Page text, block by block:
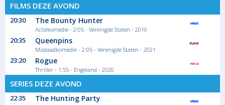
21:20
Rise of the Billionaires
De iPhone wordt gelanceerd en de wereld
Documentaire
22:10
FILMS DEZE AVOND
20:30 The Bounty Hunter
Actiekomedie - 2:05 - Verenigde Staten - 2010
20:35 Queenpins
Misdaadkomedie - 2:05 - Verenigde Staten - 2021
23:20 Rogue
Thriller - 1:55 - Engeland - 2020
SERIES DEZE AVOND
22:35 The Hunting Party